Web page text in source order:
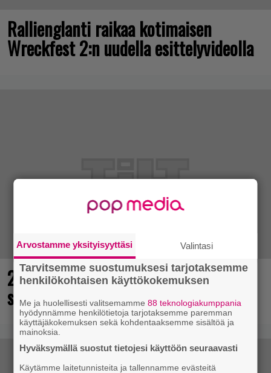
Rallienglanti raikaa kotimaisen
Wreckfest 2:n uudella esittelyvideolla
25 kaikkien aikojen parasta
supersankaripeliä listattu
Arvostamme yksityisyyttäsi Valintasi
Tarvitsemme suostumuksesi tarjotaksemme
henkilökohtaisen käyttökokemuksen
Me ja huolellisesti valitsemamme88 teknologiakumppania
hyödynnämme henkilötietoja tarjotaksemme paremman
käyttäjäkokemuksen sekä kohdentaaksemme sisältöä ja
mainoksia.
Hyväksymällä suostut tietojesi käyttöön seuraavasti
Käytämme laitetunnisteita ja tallennamme evästeitä